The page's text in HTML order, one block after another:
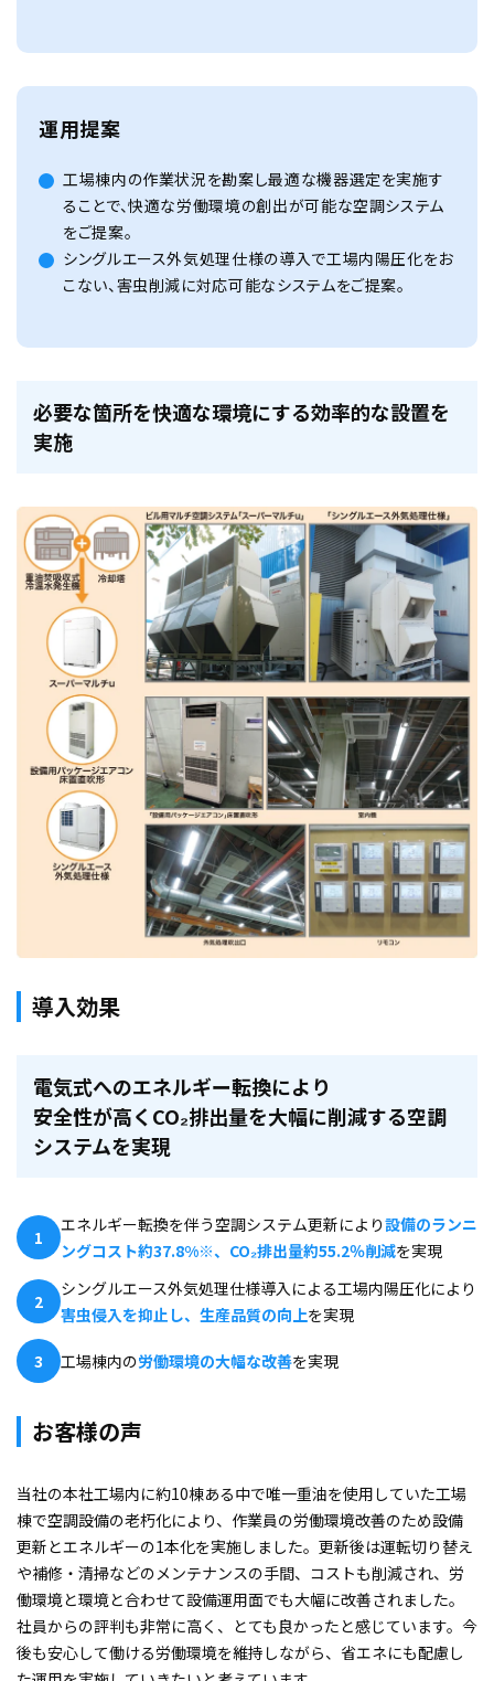
運用提案
工場棟内の作業状況を勘案し最適な機器選定を実施す
ることで、快適な労働環境の創出が可能な空調システム
をご提案。
シングルエース外気処理仕様の導入で工場内陽圧化をお
こない、害虫削減に対応可能なシステムをご提案。
必要な箇所を快適な環境にする効率的な設置を
実施
導入効果
電気式へのエネルギー転換により
安全性が高くCO₂排出量を大幅に削減する空調
システムを実現
1
エネルギー転換を伴う空調システム更新により設備のランニ
ングコスト約37.8%※、CO₂排出量約55.2％削減を実現
2
シングルエース外気処理仕様導入による工場内陽圧化により
害虫侵入を抑止し、生産品質の向上を実現
3 工場棟内の労働環境の大幅な改善を実現
お客様の声
当社の本社工場内に約10棟ある中で唯一重油を使用していた工場
棟で空調設備の老朽化により、作業員の労働環境改善のため設備
更新とエネルギーの1本化を実施しました。更新後は運転切り替え
や補修・清掃などのメンテナンスの手間、コストも削減され、労
働環境と環境と合わせて設備運用面でも大幅に改善されました。
社員からの評判も非常に高く、とても良かったと感じています。今
後も安心して働ける労働環境を維持しながら、省エネにも配慮し